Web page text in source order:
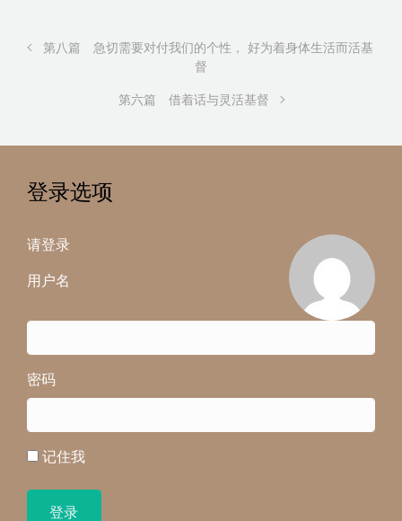
第八篇 急切需要对付我们的个性， 好为着身体生活而活基
督
第六篇 借着话与灵活基督
登录选项
请登录
用户名
密码
记住我